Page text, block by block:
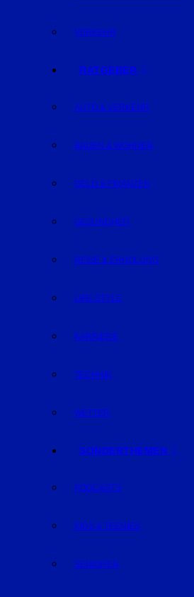
VERKEHR
RATGEBER
AUTO & VERKEHR
BAUEN & WOHNEN
GELD & FINANZEN
GESUNDHEIT
REISE & ERHOLUNG
LIFE-STYLE
KARRIERE
TECHNIK
WETTER
SONDERTHEMEN
PODCASTS
KIDS & TEENIES
SENIOREN